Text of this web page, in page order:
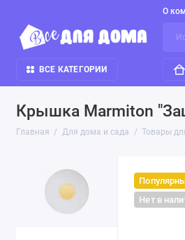
О
ВСЕ КАТЕГОРИИ
Крышка Marmiton
Главная Для дома и сада Товары
Нет в